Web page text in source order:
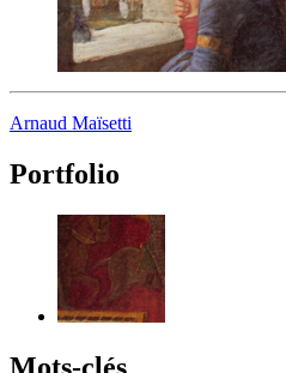
Arnaud Maïsetti
Portfolio
Mots-clés